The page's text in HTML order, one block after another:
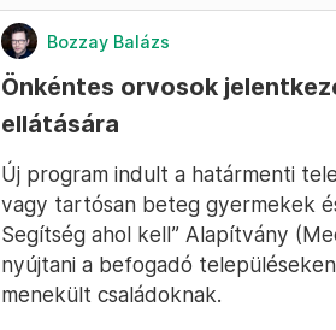
Bozzay Balázs
Önkéntes orvosok
ellátására
Új program indult a határmenti
vagy tartósan beteg gyermekek
Segítség ahol kell” Alapítvány
nyújtani a befogadó
menekült családoknak.